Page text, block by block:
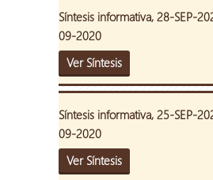
Síntesis informativa, 28-SEP-
09-2020
Ver Síntesis
Síntesis informativa, 25-SEP-
09-2020
Ver Síntesis